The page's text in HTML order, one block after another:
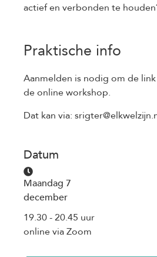
actief en verbonden te
Praktische info
Aanmelden is nodig om de
de online workshop.
Dat kan via:
Datum
Maandag 7
december
19.30 - 20.45 uur
online via Zoom